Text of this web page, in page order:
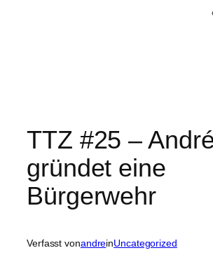
TTZ #25 –
gründet eine
Bürgerwehr
Verfasst vonandreinUncategorized